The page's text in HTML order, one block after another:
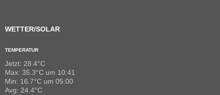
WETTER/SOLAR
TEMPERATUR
Jetzt: 28.4°C
Max: 35.3°C um 10:41
Min: 16.7°C um 05:00
Avg: 24.4°C